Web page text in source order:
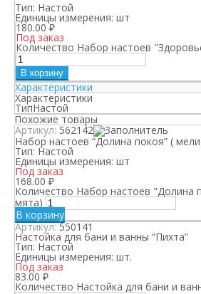
Тип: Настой
Единицы измерения: шт
180.00₽
Под заказ
Количество Набор настоев
В корзину
Характеристики
Характеристики
ТипНастой
Похожие товары
Артикул:562142
Набор настоев “Долина покоя” (
Тип: Настой
Единицы измерения: шт
Под заказ
168.00 ₽
Количество Набор настоев "Долина
мята)
В корзину
Артикул:550141
Настойка для бани и ванны “Пихта”
Тип: Настой
Единицы измерения: шт.
Под заказ
83.00 ₽
Количество Настойка для бани и